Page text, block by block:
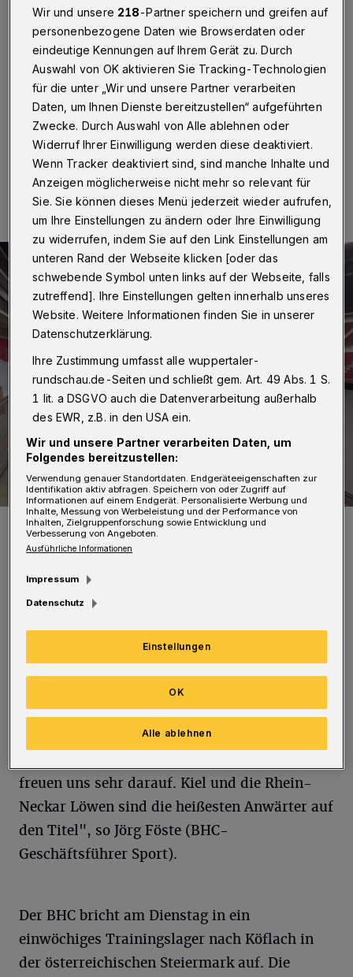
Wuppertal / Düsseldorf ·Der Handball-Bundesligist
Bergischer HC trägt die beiden Heimspiele am 1.
November gegen die Rhein-Neckar Löwen und am 15.
November 2018 gegen den THW Kiel im Düsseldorfer
ISS Dome aus. Anwurf ist jeweils um 19 Uhr.
23.07.2018 , 11:07 Uhr Eine Minute Lesezeit
Der ISS Dome.
Foto: Wuppertaler Rundschau
D
as hat der Verein am Montagvormittag
(23. November 2018) bekannt gegeben.
Der ISS Dome fasst im Unterrang 7.400
Zuschauer, mit Oberrang 12.500. Der
Vorverkauf startet am Dienstag (2. Juli) um 12
freuen uns sehr darauf. Kiel und die Rhein-
Neckar Löwen sind die heißesten Anwärter auf
den Titel", so Jörg Föste (BHC-
Geschäftsführer Sport).
Der BHC bricht am Dienstag in ein
einwöchiges Trainingslager nach Köflach in
der österreichischen Steiermark auf. Die
Wir und unsere 218-Partner speichern und greifen auf
personenbezogene Daten wie Browserdaten oder
eindeutige Kennungen auf Ihrem Gerät zu. Durch
Auswahl von OK aktivieren Sie Tracking-Technologien
für die unter „Wir und unsere Partner verarbeiten
Daten, um Ihnen Dienste bereitzustellen“ aufgeführten
Zwecke. Durch Auswahl von Alle ablehnen oder
Widerruf Ihrer Einwilligung werden diese deaktiviert.
Wenn Tracker deaktiviert sind, sind manche Inhalte und
Anzeigen möglicherweise nicht mehr so relevant für
Sie. Sie können dieses Menü jederzeit wieder aufrufen,
um Ihre Einstellungen zu ändern oder Ihre Einwilligung
zu widerrufen, indem Sie auf den Link Einstellungen am
unteren Rand der Webseite klicken [oder das
schwebende Symbol unten links auf der Webseite, falls
zutreffend]. Ihre Einstellungen gelten innerhalb unseres
Website. Weitere Informationen finden Sie in unserer
Datenschutzerklärung.
Ihre Zustimmung umfasst alle wuppertaler-
rundschau.de-Seiten und schließt gem. Art. 49 Abs. 1 S.
1 lit. a DSGVO auch die Datenverarbeitung außerhalb
des EWR, z.B. in den USA ein.
Wir und unsere Partner verarbeiten Daten, um
Folgendes bereitzustellen:
Verwendung genauer Standortdaten. Endgeräteeigenschaften zur
Identifikation aktiv abfragen. Speichern von oder Zugriff auf
Informationen auf einem Endgerät. Personalisierte Werbung und
Inhalte, Messung von Werbeleistung und der Performance von
Inhalten, Zielgruppenforschung sowie Entwicklung und
Verbesserung von Angeboten.
Ausführliche Informationen
Impressum
Datenschutz
Einstellungen
Alle ablehnen
OK